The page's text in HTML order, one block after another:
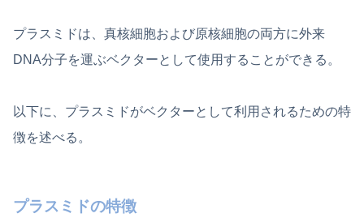
プラスミドは、真核細胞および原核細胞の両方に外来
DNA分子を運ぶベクターとして使用することができる。
以下に、プラスミドがベクターとして利用されるための特
徴を述べる。
プラスミドの特徴